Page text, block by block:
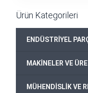
Ürün Kategorileri
ENDÜSTRİYEL
MAKİNELER VE
MÜHENDİSLİK VE